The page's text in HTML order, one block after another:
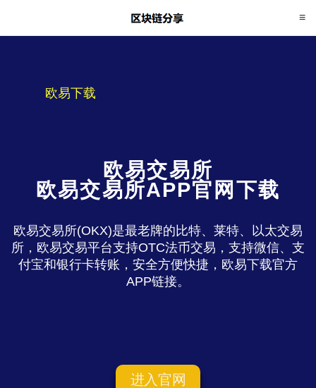
欧易下载
欧易交易所
欧易交易所APP官网下载
欧易交易所(OKX)是最老牌的比特、莱特、以太交易
所，欧易交易平台支持OTC法币交易，支持微信、支
付宝和银行卡转账，安全方便快捷，欧易下载官方
APP链接。
进入官网